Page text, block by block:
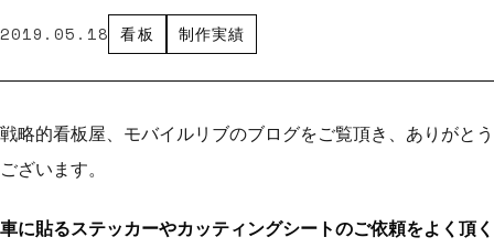
2019.05.18 看板 制作実績
戦略的看板屋、モバイルリブのブログをご覧頂き、ありがとう
ございます。
車に貼るステッカーやカッティングシートのご依頼をよく頂く